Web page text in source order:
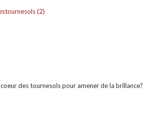
(2)
des tournesols pour amener de la brillance?